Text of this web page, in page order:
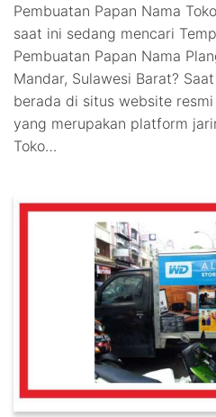
Pembuatan Papan Nama
saat ini sedang mencari
Pembuatan Papan Nama
Mandar, Sulawesi Barat?
berada di situs website resmi
yang merupakan platform
Toko…